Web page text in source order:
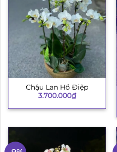
Chậu Lan Hồ Điệp
3.700.000₫